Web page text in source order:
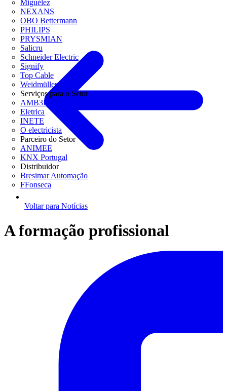
Miguélez
NEXANS
OBO Bettermann
PHILIPS
PRYSMIAN
Salicru
Schneider Electric
Signify
Top Cable
Weidmüller
Serviços para o Setor
AMB3E
Eletrica
INETE
O electricista
Parceiro do Setor
ANIMEE
KNX Portugal
Distribuidor
Bresimar Automação
FFonseca
Voltar para Notícias
A formação profissional